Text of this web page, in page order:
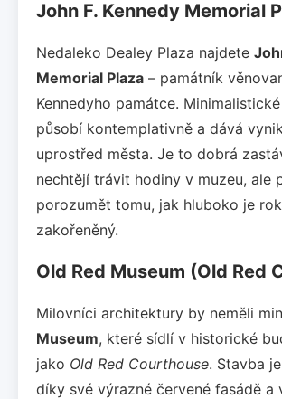
John F. Kennedy Memorial
Nedaleko Dealey Plaza najdete
Memorial Plaza – památník
Kennedyho památce.
působí kontemplativně a dává
uprostřed města. Je to dobrá
nechtějí trávit hodiny v muzeu, ale
porozumět tomu, jak hluboko je
zakořeněný.
Old Red Museum (Old Red
Milovníci architektury by neměli
Museum, které sídlí v historické
jako Old Red Courthouse. Stavba
díky své výrazné červené fasádě a